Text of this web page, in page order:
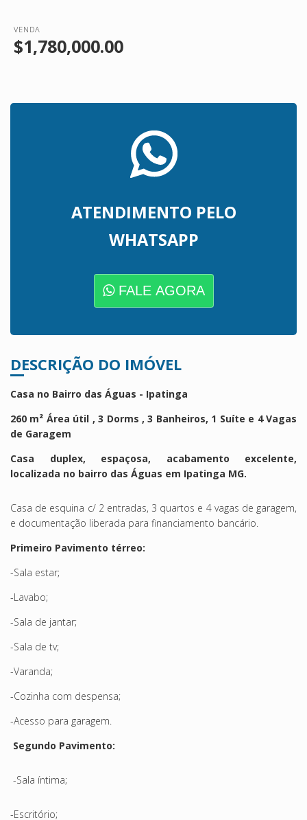
VENDA
$1,780,000.00
ATENDIMENTO PELO
WHATSAPP
FALE AGORA
DESCRIÇÃO DO IMÓVEL
Casa no Bairro das Águas - Ipatinga
260 m² Área útil , 3 Dorms , 3 Banheiros, 1 Suíte e 4 Vagas
de Garagem
Casa duplex, espaçosa, acabamento excelente,
localizada no bairro das Águas em Ipatinga MG.
Casa de esquina c/ 2 entradas, 3 quartos e 4 vagas de garagem,
e documentação liberada para financiamento bancário.
Primeiro Pavimento térreo:
-Sala estar;
-Lavabo;
-Sala de jantar;
-Sala de tv;
-Varanda;
-Cozinha com despensa;
-Acesso para garagem.
Segundo Pavimento:
-Sala íntima;
-Escritório;